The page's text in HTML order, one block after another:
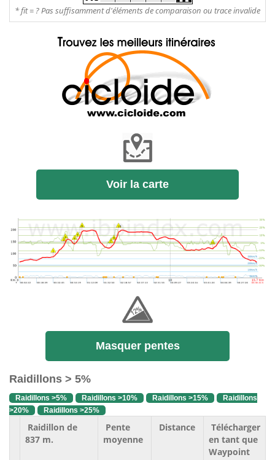
* fit = ? Pas suffisamment d'éléments de comparaison ou trace invalide
Voir la carte
Masquer pentes
Raidillons > 5%
Raidillons >5% Raidillons >10% Raidillons >15%
Raidillons
>20%
Raidillons >25%
Raidillon de
837 m.
Pente
moyenne
Distance
Télécharger
en tant que
Waypoint